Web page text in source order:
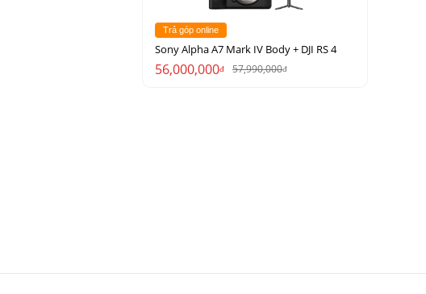
Trả góp online
Sony Alpha A7 Mark IV Body + DJI RS 4
56,000,000đ 57,990,000đ